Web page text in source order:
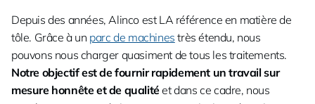
Depuis des années, Alinco est LA référence en matière de
tôle. Grâce à un parc de machines très étendu, nous
pouvons nous charger quasiment de tous les traitements.
Notre objectif est de fournir rapidement un travail sur
mesure honnête et de qualitéet dans ce cadre, nous